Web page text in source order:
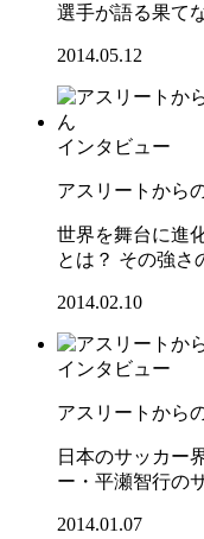
選手が語る果て
2014.05.12
インタビュー
アスリートから
世界を舞台に進
とは？ その強さ
2014.02.10
インタビュー
アスリートから
日本のサッカー
ー・平瀬智行の
2014.01.07